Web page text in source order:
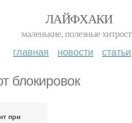
ЛАЙФХАКИ
маленькие, полезные
главная новости статьи
блокировок
при